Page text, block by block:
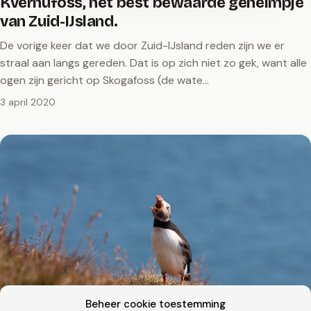
Beheer cookie toestemming
van Zuid-IJsland.
De vorige keer dat we door Zuid-IJsland reden zijn we er
straal aan langs gereden. Dat is op zich niet zo gek, want alle
ogen zijn gericht op Skogafoss (de wate…
3 april 2020